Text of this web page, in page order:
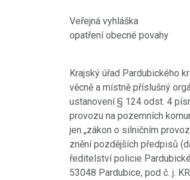
Veřejná vyhláška
opatření obecné povahy
Krajský úřad Pardubického
věcně a místně příslušný
ustanovení § 124 odst. 4
provozu na pozemních
jen „zákon o silničním
znění pozdějších předpisů
ředitelství policie
53048 Pardubice, pod č. j.